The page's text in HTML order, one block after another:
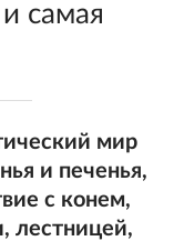
самая
мир
и печенья,
с конем,
лестницей,